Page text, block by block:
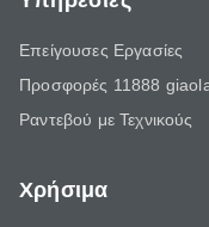
Επείγουσες Εργασίες
Προσφορές 11888
Ραντεβού με Τεχνικούς
Χρήσιμα